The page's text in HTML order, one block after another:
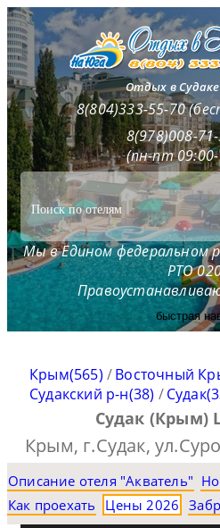
Отдых в Судаке
8(804)333-55-70
8(978)008-
(пн-пт
Мы в Едином федеральном
РТО
быстрая
Крым(565) /Восточный
Судакский р-н(38) /
Судак (Крым)
Крым, г.Судак,
Описание отеля "Акватель"
Как проехать
Цены 2026